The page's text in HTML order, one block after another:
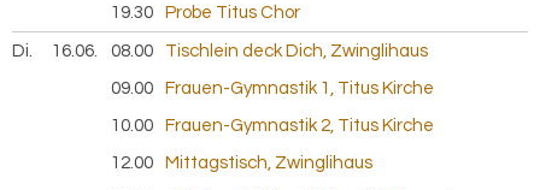
19.30 Probe Titus Chor
Di. 16.06. 2026
08.00 Tischlein deck Dich, Zwinglihaus
09.00 Frauen-Gymnastik 1, Titus Kirche
10.00 Frauen-Gymnastik 2, Titus Kirche
12.00 Mittagstisch, Zwinglihaus